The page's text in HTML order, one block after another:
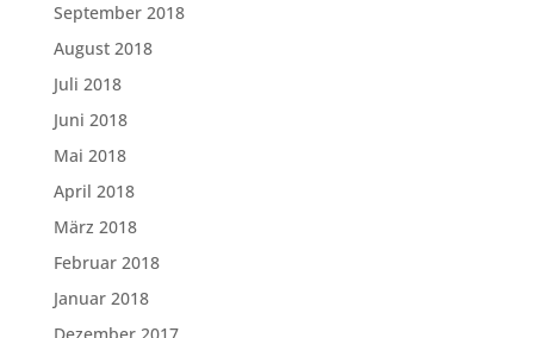
September 2018
August 2018
Juli 2018
Juni 2018
Mai 2018
April 2018
März 2018
Februar 2018
Januar 2018